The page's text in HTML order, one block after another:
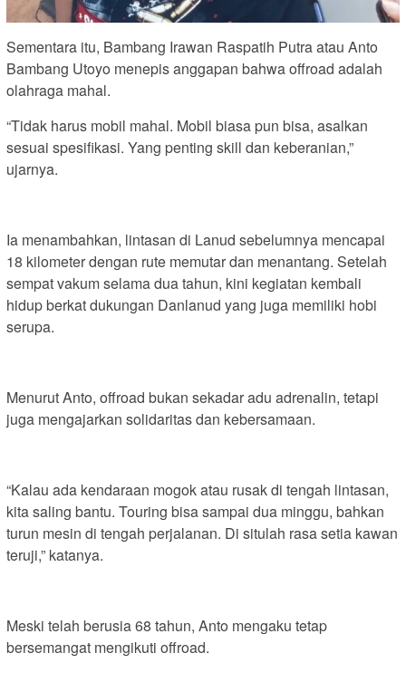
Sementara itu, Bambang Irawan Raspatih Putra atau Anto
Bambang Utoyo menepis anggapan bahwa offroad adalah
olahraga mahal.
“Tidak harus mobil mahal. Mobil biasa pun bisa, asalkan
sesuai spesifikasi. Yang penting skill dan keberanian,”
ujarnya.
Ia menambahkan, lintasan di Lanud sebelumnya mencapai
18 kilometer dengan rute memutar dan menantang. Setelah
sempat vakum selama dua tahun, kini kegiatan kembali
hidup berkat dukungan Danlanud yang juga memiliki hobi
serupa.
Menurut Anto, offroad bukan sekadar adu adrenalin, tetapi
juga mengajarkan solidaritas dan kebersamaan.
“Kalau ada kendaraan mogok atau rusak di tengah lintasan,
kita saling bantu. Touring bisa sampai dua minggu, bahkan
turun mesin di tengah perjalanan. Di situlah rasa setia kawan
teruji,” katanya.
Meski telah berusia 68 tahun, Anto mengaku tetap
bersemangat mengikuti offroad.